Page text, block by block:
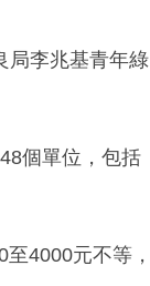
局李兆基青年綠
個單位，包括
4000元不等，